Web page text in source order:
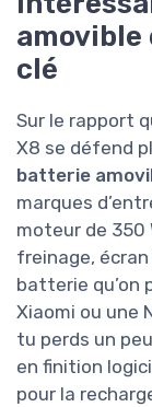
clé
Sur le rapport
X8 se défend
batterie
marques
moteur de 350
freinage,
batterie qu’on
Xiaomi ou une
tu perds un
en finition
pour la